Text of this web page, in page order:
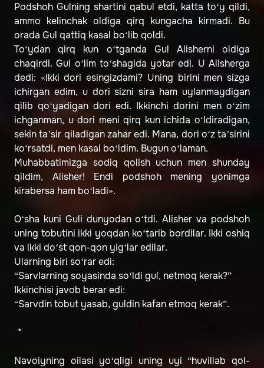
Podshoh Gulning shartini qabul etdi, katta to‘y qildi,
ammo kelinchak oldiga qirq kungacha kirmadi. Bu
orada Gul qattiq kasal bo‘lib qoldi.
To‘ydan qirq kun o‘tganda Gul Alisherni oldiga
chaqirdi. Gul o‘lim to‘shagida yotar edi. U Alisherga
dedi: «Ikki dori esingizdami? Uning birini men sizga
ichirgan edim, u dori sizni sira ham uylanmaydigan
qilib qo‘yadigan dori edi. Ikkinchi dorini men o‘zim
ichganman, u dori meni qirq kun ichida o‘ldiradigan,
sekin ta’sir qiladigan zahar edi. Mana, dori o‘z ta’sirini
ko‘rsatdi, men kasal bo‘ldim. Bugun o‘laman.
Muhabbatimizga sodiq qolish uchun men shunday
qildim, Alisher! Endi podshoh mening yonimga
kirabersa ham bo‘ladi».
O‘sha kuni Guli dunyodan o‘tdi. Alisher va podshoh
uning tobutini ikki yoqdan ko‘tarib bordilar. Ikki oshiq
va ikki do‘st qon-qon yig‘lar edilar.
Ularning biri so‘rar edi:
“Sarvlarning soyasinda so‘ldi gul, netmoq kerak?”
Ikkinchisi javob berar edi:
“Sarvdin tobut yasab, guldin kafan etmoq kerak”.
* * *
Navoiyning oilasi yo‘qligi uning uyi “huvillab qol-